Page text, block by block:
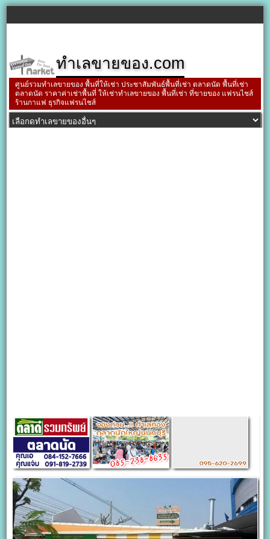
ทำเลขายของ.com
ศูนย์รวมทำเลขายของ พื้นที่ให้เช่า ประชาสัมพันธ์พื้นที่เช่า ตลาดนัด พื้นที่เช่า
ตลาดนัด ราคาค่าเช่าพื้นที่ ให้เช่าทำเลขายของ พื้นที่เช่า ที่ขายของ แฟรนไชส์
ร้านกาแฟ ธุรกิจแฟรนไชส์